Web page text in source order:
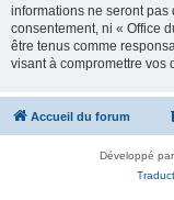
informations ne seront pas
consentement, ni « Office
être tenus comme
visant à compromettre vos
Accueil du forum
Développé par